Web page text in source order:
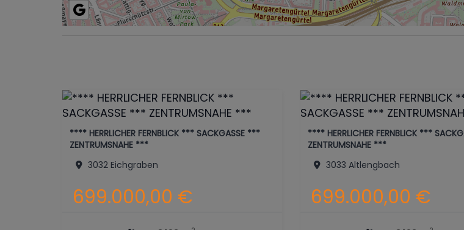
**** HERRLICHER FERNBLICK *** SACKGASSE ***
ZENTRUMSNAHE ***
3032 Eichgraben
699.000,00 €
**** HERRLICHER FERNBLICK ***
ZENTRUMSNAHE ***
3033 Altlengbach
699.000,00 €